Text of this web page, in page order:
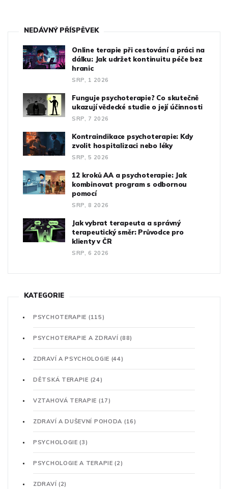
NEDÁVNÝ PŘÍSPĚVEK
Online terapie při cestování a práci na
dálku: Jak udržet kontinuitu péče bez
hranic
SRP, 1 2026
Funguje psychoterapie? Co skutečně
ukazují vědecké studie o její účinnosti
SRP, 7 2026
Kontraindikace psychoterapie: Kdy
zvolit hospitalizaci nebo léky
SRP, 5 2026
12 kroků AA a psychoterapie: Jak
kombinovat program s odbornou
pomocí
SRP, 8 2026
Jak vybrat terapeuta a správný
terapeutický směr: Průvodce pro
klienty v ČR
SRP, 6 2026
KATEGORIE
PSYCHOTERAPIE (115)
PSYCHOTERAPIE A ZDRAVÍ(88)
ZDRAVÍ A PSYCHOLOGIE (44)
DĚTSKÁ TERAPIE (24)
VZTAHOVÁ TERAPIE (17)
ZDRAVÍ A DUŠEVNÍ POHODA (16)
PSYCHOLOGIE(3)
PSYCHOLOGIE A TERAPIE(2)
ZDRAVÍ (2)